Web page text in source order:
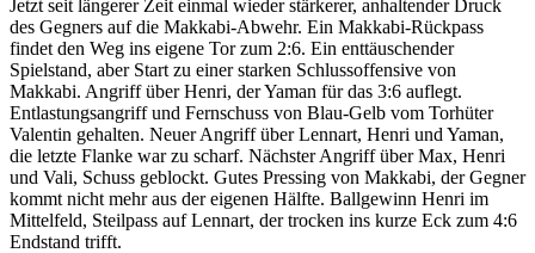
Jetzt seit längerer Zeit einmal wieder stärkerer, anhaltender Druck
des Gegners auf die Makkabi-Abwehr. Ein Makkabi-Rückpass
findet den Weg ins eigene Tor zum 2:6. Ein enttäuschender
Spielstand, aber Start zu einer starken Schlussoffensive von
Makkabi. Angriff über Henri, der Yaman für das 3:6 auflegt.
Entlastungsangriff und Fernschuss von Blau-Gelb vom Torhüter
Valentin gehalten. Neuer Angriff über Lennart, Henri und Yaman,
die letzte Flanke war zu scharf. Nächster Angriff über Max, Henri
und Vali, Schuss geblockt. Gutes Pressing von Makkabi, der Gegner
kommt nicht mehr aus der eigenen Hälfte. Ballgewinn Henri im
Mittelfeld, Steilpass auf Lennart, der trocken ins kurze Eck zum 4:6
Endstand trifft.